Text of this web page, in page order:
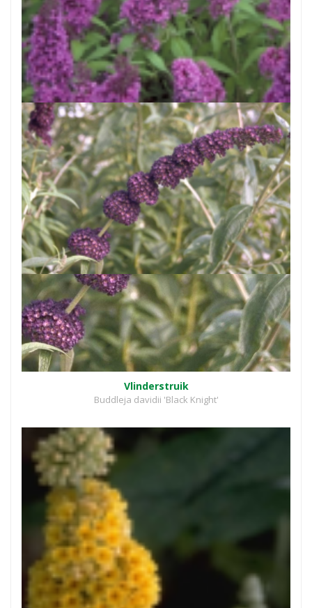
Vlinderstruik
Buddleja davidii 'Peacock'
Vlinderstruik
Buddleja davidii 'Black Knight'